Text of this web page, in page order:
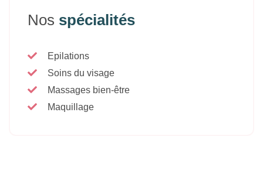
Nos spécialités
Epilations
Soins du visage
Massages bien-être
Maquillage